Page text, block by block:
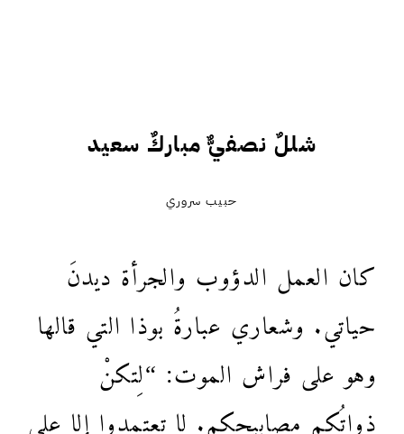
شللٌ نصفيٌّ مباركٌ سعيد
حبيب سروري
كان العمل الدؤوب والجرأة ديدنَ
حياتي. وشعاري عبارةُ بوذا التي قالها
وهو على فراش الموت: “لِتكنْ
ذواتُكم مصابيحكم. لا تعتمدوا إلا على